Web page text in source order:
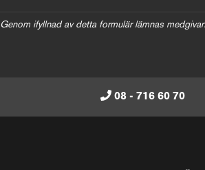
Genom ifyllnad av detta formulär lämnas
08 - 716 60 70